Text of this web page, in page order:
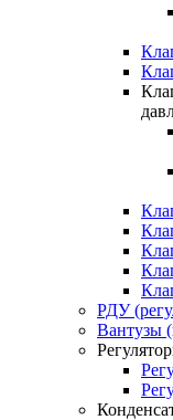
РДУ
Вантузы